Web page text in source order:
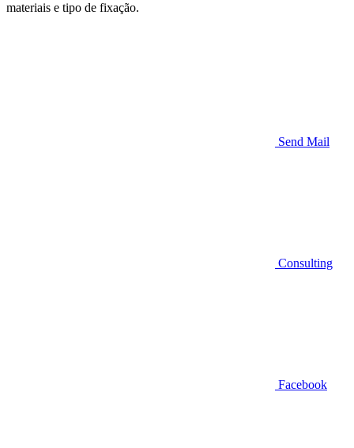
materiais e tipo de fixação.
Send Mail
Consulting
Facebook